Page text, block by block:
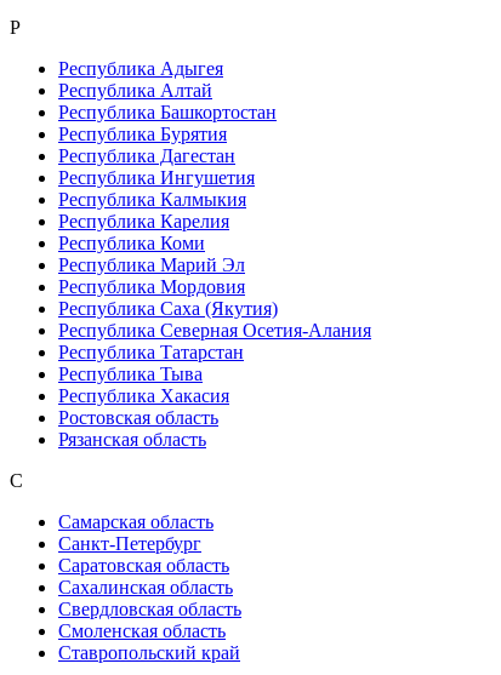
Р
Республика Адыгея
Республика Алтай
Республика Башкортостан
Республика Бурятия
Республика Дагестан
Республика Ингушетия
Республика Калмыкия
Республика Карелия
Республика Коми
Республика Марий Эл
Республика Мордовия
Республика Саха (Якутия)
Республика Северная Осетия-Алания
Республика Татарстан
Республика Тыва
Республика Хакасия
Ростовская область
Рязанская область
С
Самарская область
Санкт-Петербург
Саратовская область
Сахалинская область
Свердловская область
Смоленская область
Ставропольский край